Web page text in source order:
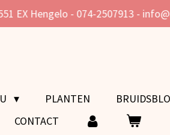
EX Hengelo - 074-2507913 -
PLANTEN
CONTACT